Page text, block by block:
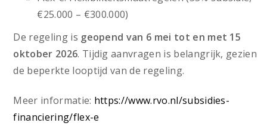
€25.000 – €300.000)
De regeling is geopend van 6 mei tot en met 15
oktober 2026. Tijdig aanvragen is belangrijk, gezien
de beperkte looptijd van de regeling.
Meer informatie: https://www.rvo.nl/subsidies-
financiering/flex-e